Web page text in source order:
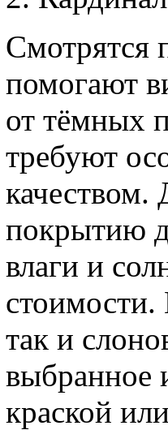
Смотрятся
помогают
от тёмных
требуют
качеством.
покрытию
влаги и
так и
выбранное
краской